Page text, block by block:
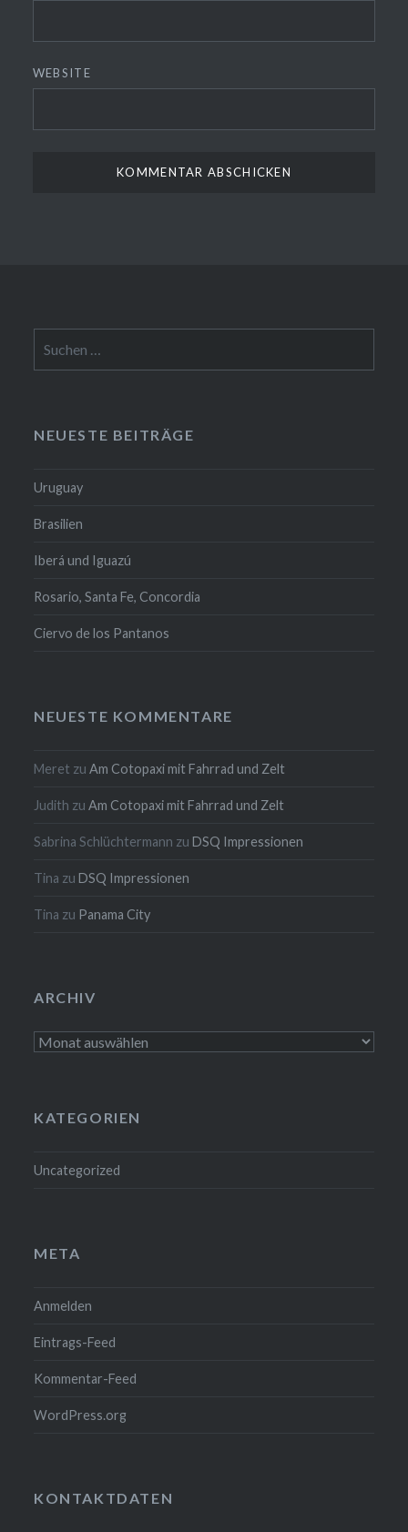
WEBSITE
nach:
NEUESTE BEITRÄGE
Uruguay
Brasilien
Iberá und Iguazú
Rosario, Santa Fe, Concordia
Ciervo de los Pantanos
NEUESTE KOMMENTARE
Meret zuAm Cotopaxi mit Fahrrad und Zelt
Judith zuAm Cotopaxi mit Fahrrad und Zelt
Sabrina Schlüchtermann zuDSQ Impressionen
Tina zuDSQ Impressionen
Tina zu Panama City
ARCHIV
Archiv
KATEGORIEN
Uncategorized
META
Anmelden
Eintrags-Feed
Kommentar-Feed
WordPress.org
KONTAKTDATEN